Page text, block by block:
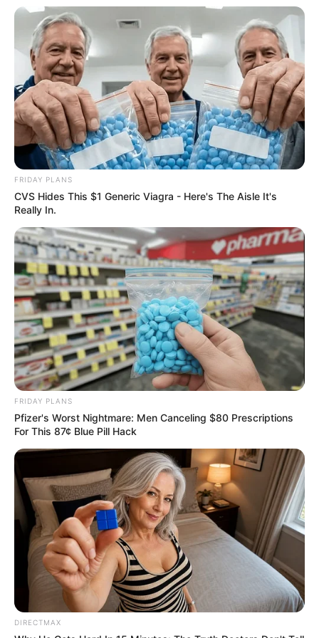
végrehajtói visszaéléseket vizsgáló bizottságot”.
Ugyanakkor jelezte, azt kéri, hogy vizsgálja is ki
valóban, tehát arra az időre függessze fel a Fidesz-
KDNP és a Mi Hazánk együttműködését.
„Egészen nyugodtan idéztessen be mindenkit!” –
folytatta, hozzátéve, tudja, hogy a Mi Hazánk
elnöke valóban dolgozott a maffia ügyeinek
Kijelentette, korábbi felesége semmilyen módon
nem érintett a „végrehajtó-maffia” ügyében.
Azt is kérte, miután „azt tudjuk”, hogy Völner Pál
érintett, „találja meg Völner Pál főnökét”, hogy
valóban be tudjanak számolni a magyar
embereknek arról, mi zajlott 10-15 éven keresztül.
FRIDAY PLANS
CVS Hides This $1 Generic Viagra - Here's The Aisle It's
Really In.
FRIDAY PLANS
Pfizer's Worst Nightmare: Men Canceling $80 Prescriptions
For This 87¢ Blue Pill Hack
DIRECTMAX